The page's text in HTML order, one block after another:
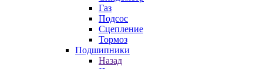
Газ
Подсос
Сцепление
Тормоз
Подшипники
Назад